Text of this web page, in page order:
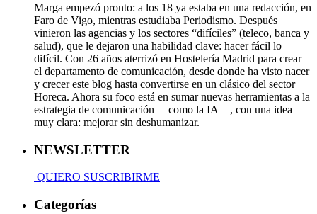
Marga empezó pronto: a los 18 ya estaba en una redacción, en
Faro de Vigo, mientras estudiaba Periodismo. Después
vinieron las agencias y los sectores “difíciles” (teleco, banca y
salud), que le dejaron una habilidad clave: hacer fácil lo
difícil. Con 26 años aterrizó en Hostelería Madrid para crear
el departamento de comunicación, desde donde ha visto nacer
y crecer este blog hasta convertirse en un clásico del sector
Horeca. Ahora su foco está en sumar nuevas herramientas a la
estrategia de comunicación —como la IA—, con una idea
muy clara: mejorar sin deshumanizar.
NEWSLETTER
QUIERO SUSCRIBIRME
Categorías